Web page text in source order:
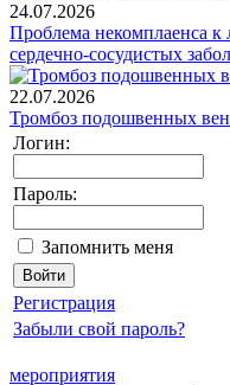
24.07.2026
Проблема некомплаенса
сердечно-сосудистых
22.07.2026
Тромбоз подошвенных
Логин:
Пароль:
Запомнить меня
Регистрация
Забыли свой пароль?
мероприятия